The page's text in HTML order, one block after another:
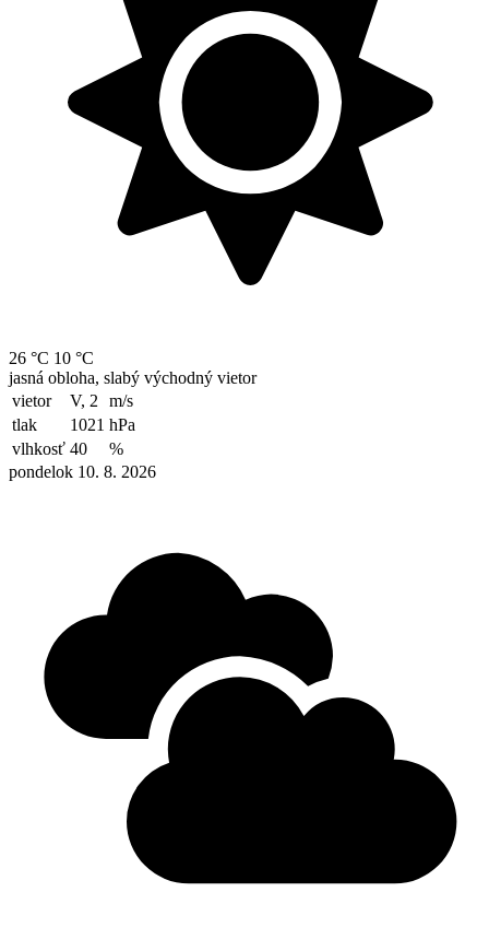
26 °C 10 °C
jasná obloha, slabý východný vietor
vietor
V, 2
m/s
tlak
1021 hPa
vlhkosť 40
%
pondelok 10. 8. 2026